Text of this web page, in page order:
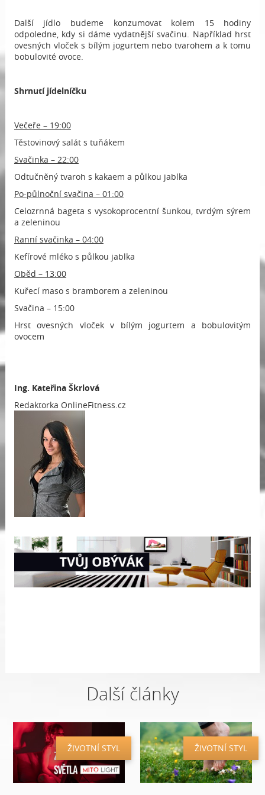
Další jídlo budeme konzumovat kolem 15 hodiny
odpoledne, kdy si dáme vydatnější svačinu. Například hrst
ovesných vloček s bílým jogurtem nebo tvarohem a k tomu
bobulovité ovoce.
Shrnutí jídelníčku
Večeře – 19:00
Těstovinový salát s tuňákem
Svačinka – 22:00
Odtučněný tvaroh s kakaem a půlkou jablka
Po-půlnoční svačina – 01:00
Celozrnná bageta s vysokoprocentní šunkou, tvrdým sýrem
a zeleninou
Ranní svačinka – 04:00
Kefírové mléko s půlkou jablka
Oběd – 13:00
Kuřecí maso s bramborem a zeleninou
Svačina – 15:00
Hrst ovesných vloček v bílým jogurtem a bobulovitým
ovocem
Ing. Kateřina Škrlová
Redaktorka OnlineFitness.cz
Další články
ŽIVOTNÍ STYL ŽIVOTNÍ STYL